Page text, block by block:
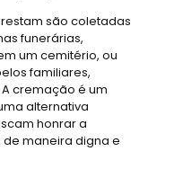
são coletadas
funerárias,
um cemitério, ou
familiares,
cremação é um
alternativa
honrar a
maneira digna e